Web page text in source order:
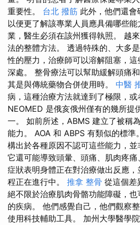
重要性。 台北 撥筋 此外，他們還會
以便更了解該專業人員應具備哪些
業，醫生必須在該州獲得執照。 越
法的整體方法。 透過特殊的、大多
性的壓力，治療師可以溶解阻塞，
深處。 整骨療法可以幫助緩解頭痛
其是與傳統藥物合併使用時。 中醫
病，這種治療方法就達到了極限，或
NEOMED 是俄亥俄州僅有的幾所提
一。 如前所述，ABMS 建立了被稱
能力。 AOA 和 ABPS 有類似的標準
構出於各種原因不認可這些能力，並
它還可能導致頭暈、頭痛、肌肉疼
症狀表明身體正在對治療做出反應
程正在進行中。 推拿 整骨 從這個差
絕不限於治療肌肉骨骼功能障礙，
的疾病。 他們感覺自己，他們觀察
使用科技輔助工具。 加州大學醫學